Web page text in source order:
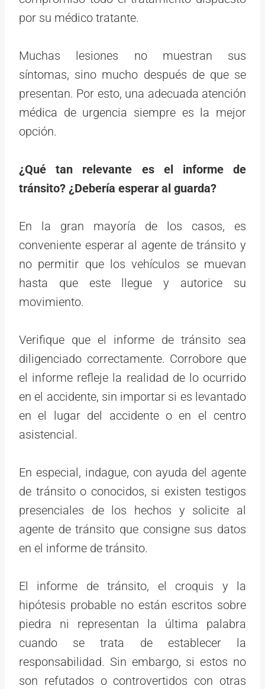
por su médico tratante.
Muchas lesiones no muestran sus
síntomas, sino mucho después de que se
presentan. Por esto, una adecuada atención
médica de urgencia siempre es la mejor
opción.
¿Qué tan relevante es el informe de
tránsito? ¿Debería esperar al guarda?
En la gran mayoría de los casos, es
conveniente esperar al agente de tránsito y
no permitir que los vehículos se muevan
hasta que este llegue y autorice su
movimiento.
Verifique que el informe de tránsito sea
diligenciado correctamente. Corrobore que
el informe refleje la realidad de lo ocurrido
en el accidente, sin importar si es levantado
en el lugar del accidente o en el centro
asistencial.
En especial, indague, con ayuda del agente
de tránsito o conocidos, si existen testigos
presenciales de los hechos y solicite al
agente de tránsito que consigne sus datos
en el informe de tránsito.
El informe de tránsito, el croquis y la
hipótesis probable no están escritos sobre
piedra ni representan la última palabra
cuando se trata de establecer la
responsabilidad. Sin embargo, si estos no
son refutados o controvertidos con otras